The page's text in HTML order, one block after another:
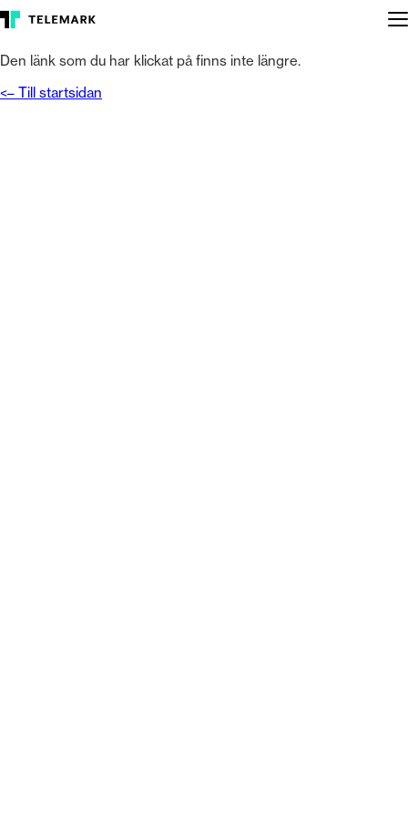
Sidan hittades inte!
Den länk som du har klickat på finns inte längre.
<– Till startsidan